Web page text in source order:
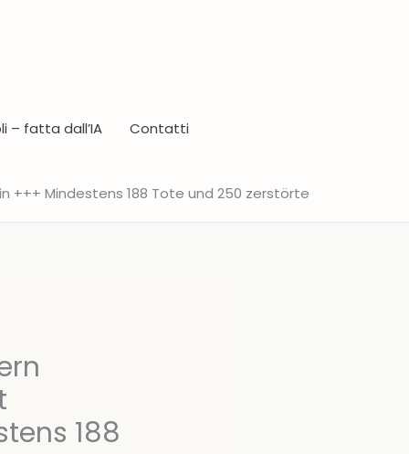
– fatta dall’IA Contatti
+++ Mindestens 188 Tote und 250 zerstörte
188